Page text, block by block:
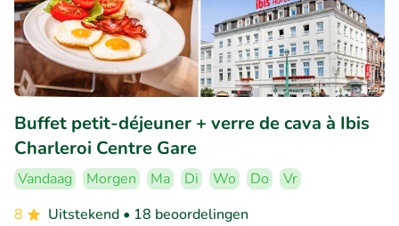
Buffet petit-déjeuner + verre de cava à Ibis
Charleroi Centre Gare
Vandaag Morgen Ma Di Wo Do
Vr
8
Uitstekend • 18 beoordelingen